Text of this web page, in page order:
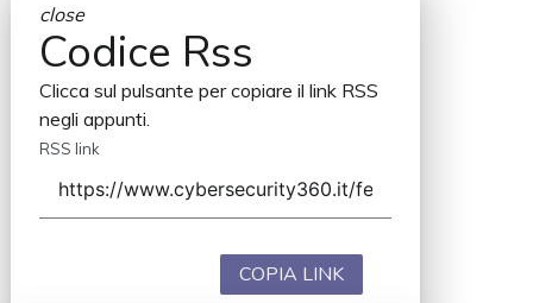
close
Codice Rss
Clicca sul pulsante per copiare il link RSS
negli appunti.
RSS link
COPIA LINK